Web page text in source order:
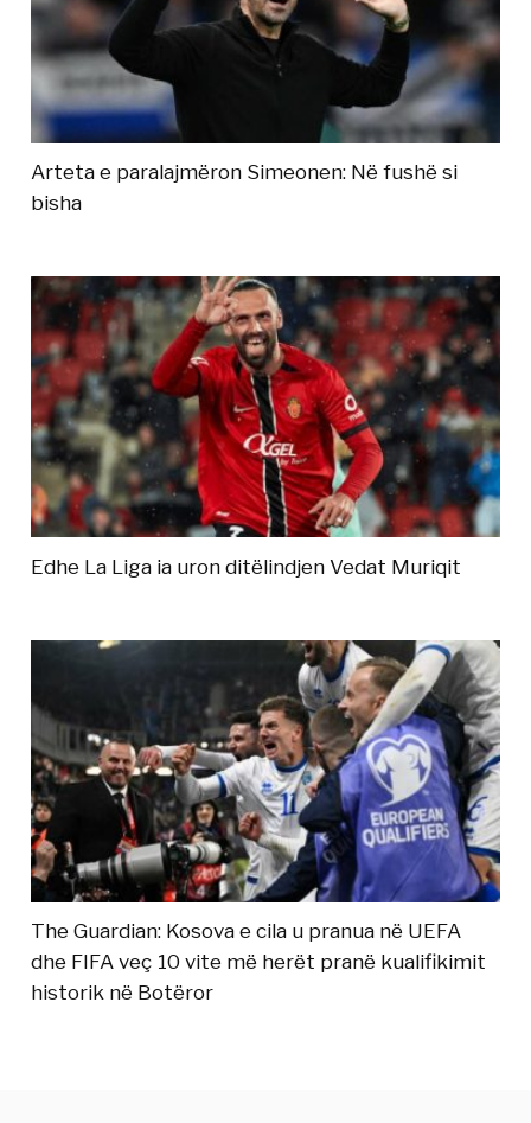
Arteta e paralajmëron Simeonen: Në fushë si
bisha
Edhe La Liga ia uron ditëlindjen Vedat Muriqit
The Guardian: Kosova e cila u pranua në UEFA
dhe FIFA veç 10 vite më herët pranë kualifikimit
historik në Botëror